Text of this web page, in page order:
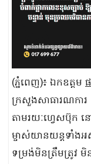
(ភ្នំពេញ)៖ ឯកឧត្ដម
ក្រសួងសាធារណកា
តាមរយៈហ្វេសប៊ុក ន
ម្ចាស់យានយន្តទាំង
ទម្រង់មិនត្រឹមត្រូវ